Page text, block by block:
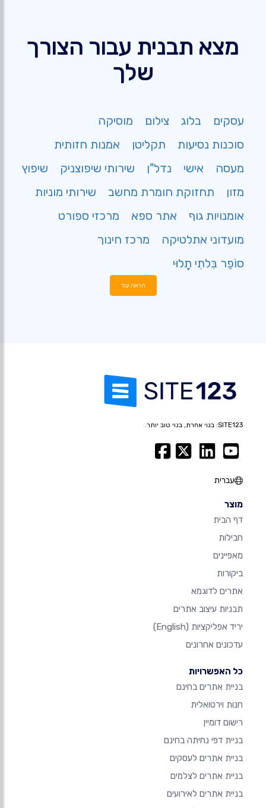
מצא תבנית עבור הצורך
שלך
עסקים בלוג צילום
מוסיקה
סוכנות נסיעות
תקליטן
אמנות חזותית
מעסה
אישי נדל"ן שירותי שיפוצניק
שיפוץ
מזון
תחזוקת חומרת מחשב
שירותי מוניות
אומנויות גוף
אתר ספא
מרכזי ספורט
מועדוני אתלטיקה
מרכז חינוך
סוֹפֵר בִּלתִי תָלוּי
הראה עוד
SITE123: בנוי אחרת, בנוי טוב יותר.
עברית
מוצר
דף הבית
חבילות
מאפיינים
ביקורות
אתרים לדוגמא
תבניות עיצוב אתרים
יריד אפליקציות (English)
עדכונים אחרונים
כל האפשרויות
בניית אתרים בחינם
חנות וירטואלית
רישום דומיין
בניית דפי נחיתה בחינם
בניית אתרים לעסקים
בניית אתרים לצלמים
בניית אתרים לאירועים